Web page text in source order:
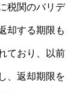
税関のバリデ
却する期限も
ており、以前
、返却期限を